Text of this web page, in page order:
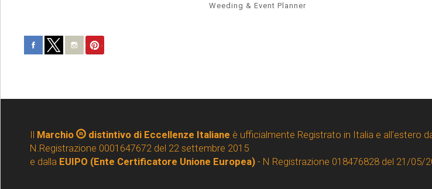
Weeding & Event Planner
Il Marchio distintivo di Eccellenze Italiane è ufficialmente Registrato in Italia e all'estero
N.Registrazione 0001647672 del 22 settembre 2015
e dalla EUIPO (Ente Certificatore Unione Europea) - N Registrazione 018476828 del 21/05/